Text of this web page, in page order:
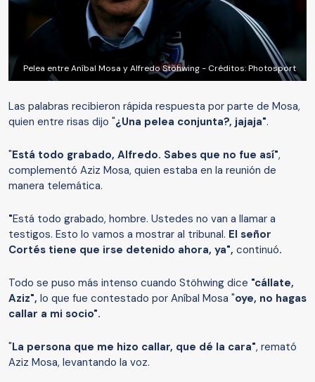
Pelea entre Aníbal Mosa y Alfredo Stöhwing - Créditos: Photosport
Las palabras recibieron rápida respuesta por parte de Mosa,
quien entre risas dijo "¿Una pelea conjunta?, jajaja".
"Está todo grabado, Alfredo. Sabes que no fue así",
complementó Aziz Mosa, quien estaba en la reunión de
manera telemática.
"Está todo grabado, hombre. Ustedes no van a llamar a
testigos. Esto lo vamos a mostrar al tribunal. El señor
Cortés tiene que irse detenido ahora, ya", continuó.
Todo se puso más intenso cuando Stöhwing dice "cállate,
Aziz", lo que fue contestado por Aníbal Mosa "oye, no hagas
callar a mi socio".
"La persona que me hizo callar, que dé la cara", remató
Aziz Mosa, levantando la voz.